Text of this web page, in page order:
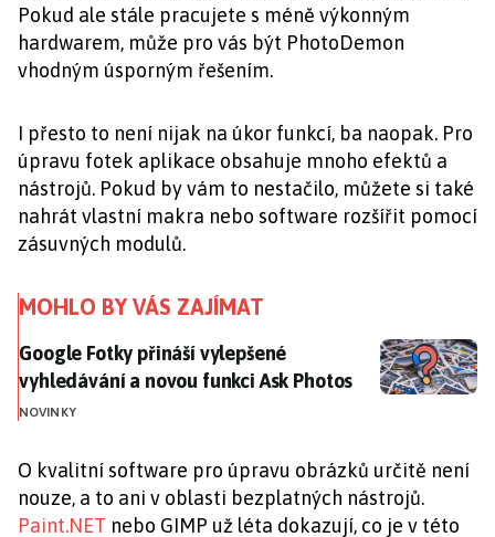
Pokud ale stále pracujete s méně výkonným
hardwarem, může pro vás být PhotoDemon
vhodným úsporným řešením.
I přesto to není nijak na úkor funkcí, ba naopak. Pro
úpravu fotek aplikace obsahuje mnoho efektů a
nástrojů. Pokud by vám to nestačilo, můžete si také
nahrát vlastní makra nebo software rozšířit pomocí
zásuvných modulů.
MOHLO BY VÁS ZAJÍMAT
Google Fotky přináší vylepšené vyhledávání a novou
Google Fotky přináší vylepšené
vyhledávání a novou funkci Ask Photos
NOVINKY
O kvalitní software pro úpravu obrázků určitě není
nouze, a to ani v oblasti bezplatných nástrojů.
Paint.NET nebo GIMP už léta dokazují, co je v této